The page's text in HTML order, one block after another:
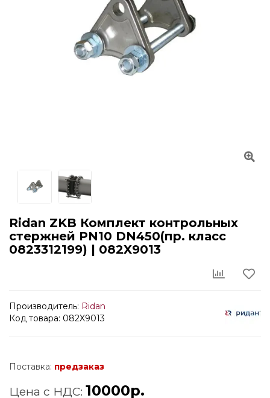
Ridan ZKB Комплект контрольных
стержней PN10 DN450(пр. класс
0823312199) | 082X9013
Производитель: Ridan
Код товара: 082X9013
Поставка: предзаказ
Цена с НДС: 10000р.